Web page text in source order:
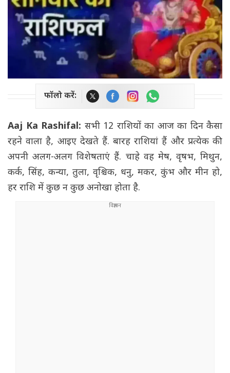
फॉलो करें:
Aaj Ka Rashifal: सभी 12 राशियों का आज का दिन कैसा
रहने वाला है, आइए देखते हैं. बारह राशियां हैं और प्रत्येक की
अपनी अलग-अलग विशेषताएं हैं. चाहे वह मेष, वृषभ, मिथुन,
कर्क, सिंह, कन्या, तुला, वृश्चिक, धनु, मकर, कुंभ और मीन हो,
हर राशि में कुछ न कुछ अनोखा होता है.